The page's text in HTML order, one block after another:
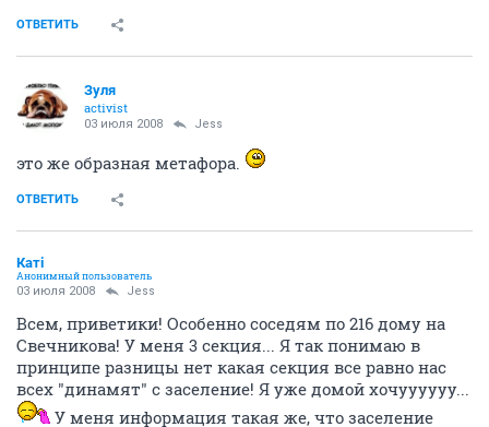
ОТВЕТИТЬ
Зуля
activist
03 июля 2008 Jess
это же образная метафора.
ОТВЕТИТЬ
Катi
Анонимный пользователь
03 июля 2008 Jess
Всем, приветики! Особенно соседям по 216 дому на
Свечникова! У меня 3 секция... Я так понимаю в
принципе разницы нет какая секция все равно нас
всех "динамят" с заселение! Я уже домой хочуууууу...
У меня информация такая же, что заселение